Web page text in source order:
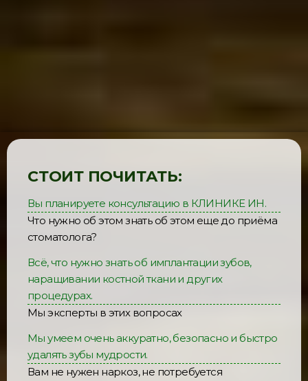
СТОИТ ПОЧИТАТЬ:
Вы планируете консультацию в КЛИНИКЕ ИН.
Что нужно об этом знать об этом еще до приёма
стоматолога?
Всё, что нужно знать об имплантации зубов,
наращивании костной ткани и других
процедурах.
Мы эксперты в этих вопросах
Мы умеем очень аккуратно, безопасно и быстро
удалять зубы мудрости.
Вам не нужен наркоз, не потребуется